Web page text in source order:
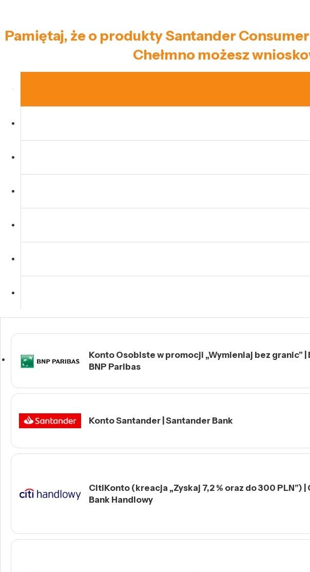
Pamiętaj, że o produkty Santander
Chełmno możesz
Konto Osobiste w promocji „Wymieniaj bez granic” |
BNP Paribas
Konto Santander | Santander Bank
CitiKonto (kreacja „Zyskaj 7,2 % oraz do 300 PLN”) |
Bank Handlowy